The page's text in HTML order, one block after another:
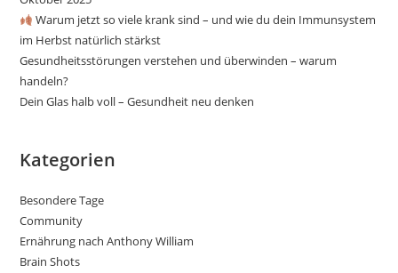
Warum jetzt so viele krank sind – und wie du dein Immunsystem
im Herbst natürlich stärkst
Gesundheitsstörungen verstehen und überwinden – warum
handeln?
Dein Glas halb voll – Gesundheit neu denken
Kategorien
Besondere Tage
Community
Ernährung nach Anthony William
Brain Shots